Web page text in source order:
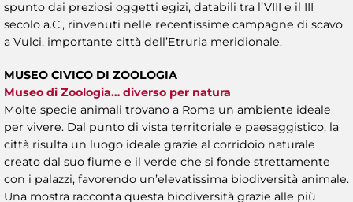
spunto dai preziosi oggetti egizi, databili tra l’VIII e il III
secolo a.C., rinvenuti nelle recentissime campagne di scavo
a Vulci, importante città dell’Etruria meridionale.
MUSEO CIVICO DI ZOOLOGIA
Museo di Zoologia… diverso per natura
Molte specie animali trovano a Roma un ambiente ideale
per vivere. Dal punto di vista territoriale e paesaggistico, la
città risulta un luogo ideale grazie al corridoio naturale
creato dal suo fiume e il verde che si fonde strettamente
con i palazzi, favorendo un’elevatissima biodiversità animale.
Una mostra racconta questa biodiversità grazie alle più